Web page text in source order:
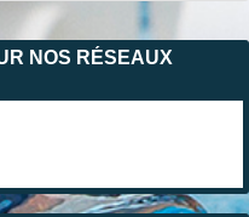
NOS RÉSEAUX